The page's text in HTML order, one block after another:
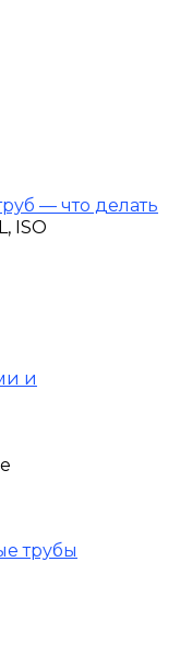
— что делать
ISO
и
трубы